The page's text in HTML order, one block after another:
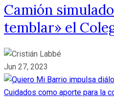
Camión
temblar» el
Jun 27, 2023